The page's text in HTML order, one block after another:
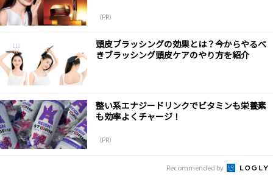
（PR）
頭皮ブラッシングの効果とは？今からやるべ
きブラッシング頭皮ケアのやり方を紹介
整い系エナジードリンクでビタミンも栄養素
も効率よくチャージ！
（PR）
Recommended by